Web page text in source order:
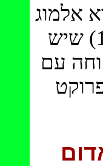
אלמוג
שאף הוא מזכיר במעט את השיחן, אך מבט מקרוב מגלה (1) שיש
אך זאת מאוחה עם
(